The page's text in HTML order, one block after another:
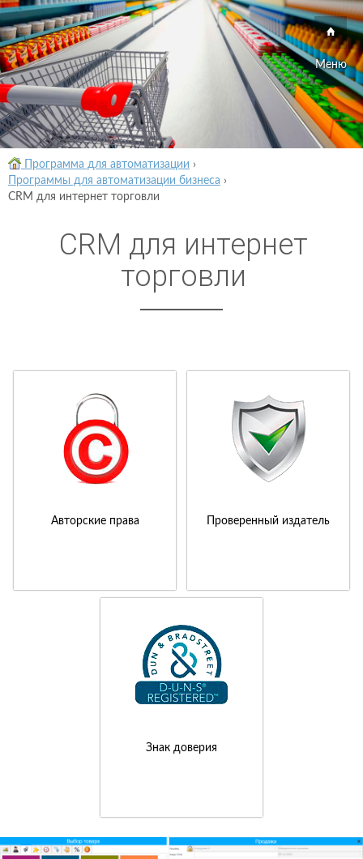
Меню
Программа для автоматизации ›
Программы для автоматизации бизнеса ›
CRM для интернет торговли
CRM для интернет
торговли
Авторские права Проверенный издатель
Знак доверия